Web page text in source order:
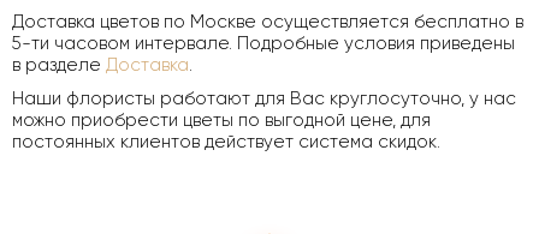
Доставка цветов по Москве осуществляется бесплатно в
5-ти часовом интервале. Подробные условия приведены
в разделе Доставка.
Наши флористы работают для Вас круглосуточно, у нас
можно приобрести цветы по выгодной цене, для
постоянных клиентов действует система скидок.